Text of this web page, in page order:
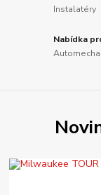
Instalatéry
Nabídka